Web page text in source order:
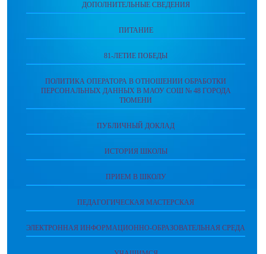
ДОПОЛНИТЕЛЬНЫЕ СВЕДЕНИЯ
ПИТАНИЕ
81-ЛЕТИЕ ПОБЕДЫ
ПОЛИТИКА ОПЕРАТОРА В ОТНОШЕНИИ ОБРАБОТКИ
ПЕРСОНАЛЬНЫХ ДАННЫХ В МАОУ СОШ № 48 ГОРОДА
ТЮМЕНИ
ПУБЛИЧНЫЙ ДОКЛАД
ИСТОРИЯ ШКОЛЫ
ПРИЕМ В ШКОЛУ
ПЕДАГОГИЧЕСКАЯ МАСТЕРСКАЯ
ЭЛЕКТРОННАЯ ИНФОРМАЦИОННО-ОБРАЗОВАТЕЛЬНАЯ СРЕДА